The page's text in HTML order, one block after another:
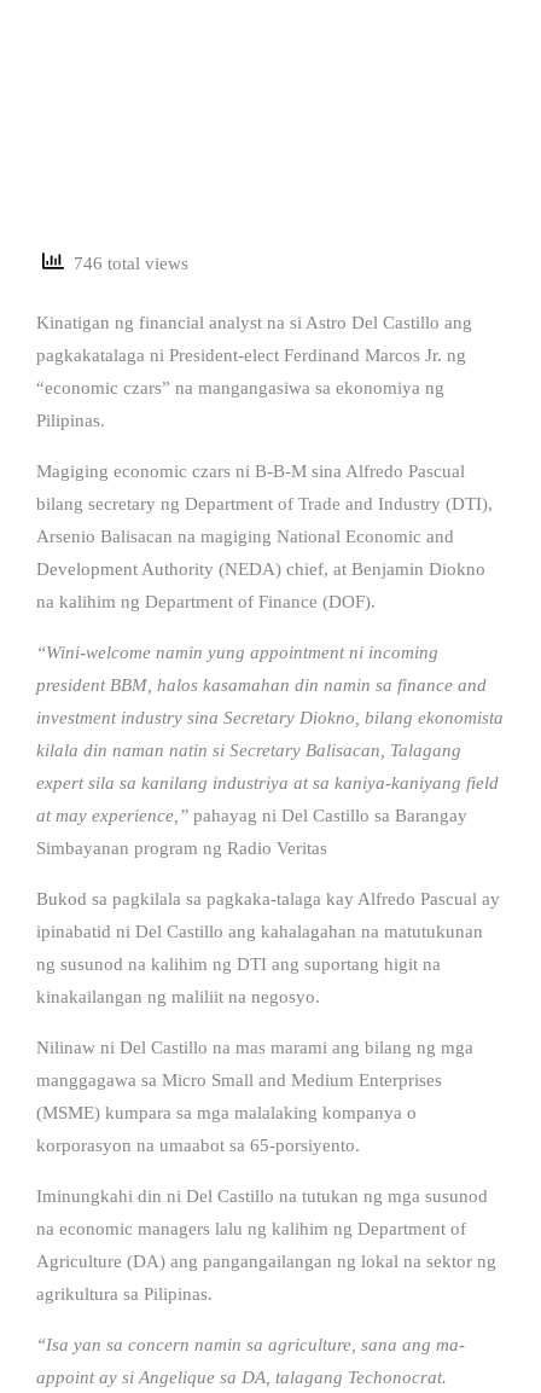
746 total views
Kinatigan ng financial analyst na si Astro Del Castillo ang
pagkakatalaga ni President-elect Ferdinand Marcos Jr. ng
“economic czars” na mangangasiwa sa ekonomiya ng
Pilipinas.
Magiging economic czars ni B-B-M sina Alfredo Pascual
bilang secretary ng Department of Trade and Industry (DTI),
Arsenio Balisacan na magiging National Economic and
Development Authority (NEDA) chief, at Benjamin Diokno
na kalihim ng Department of Finance (DOF).
“Wini-welcome namin yung appointment ni incoming
president BBM, halos kasamahan din namin sa finance and
investment industry sina Secretary Diokno, bilang ekonomista
kilala din naman natin si Secretary Balisacan, Talagang
expert sila sa kanilang industriya at sa kaniya-kaniyang field
at may experience,” pahayag ni Del Castillo sa Barangay
Simbayanan program ng Radio Veritas
Bukod sa pagkilala sa pagkaka-talaga kay Alfredo Pascual ay
ipinabatid ni Del Castillo ang kahalagahan na matutukunan
ng susunod na kalihim ng DTI ang suportang higit na
kinakailangan ng maliliit na negosyo.
Nilinaw ni Del Castillo na mas marami ang bilang ng mga
manggagawa sa Micro Small and Medium Enterprises
(MSME) kumpara sa mga malalaking kompanya o
korporasyon na umaabot sa 65-porsiyento.
Iminungkahi din ni Del Castillo na tutukan ng mga susunod
na economic managers lalu ng kalihim ng Department of
Agriculture (DA) ang pangangailangan ng lokal na sektor ng
agrikultura sa Pilipinas.
“Isa yan sa concern namin sa agriculture, sana ang ma-
appoint ay si Angelique sa DA, talagang Techonocrat.